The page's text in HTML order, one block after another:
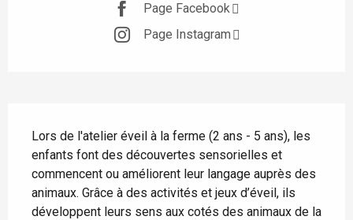
Page Facebook
Page Instagram
Lors de l'atelier éveil à la ferme (2 ans - 5 ans), les
enfants font des découvertes sensorielles et
commencent ou améliorent leur langage auprès des
animaux. Grâce à des activités et jeux d’éveil, ils
développent leurs sens aux cotés des animaux de la